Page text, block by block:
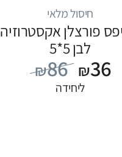
חיסול מלאי
פורצלן אקסטרוזיה
לבן 5*5
₪86 ₪36
ליחידה